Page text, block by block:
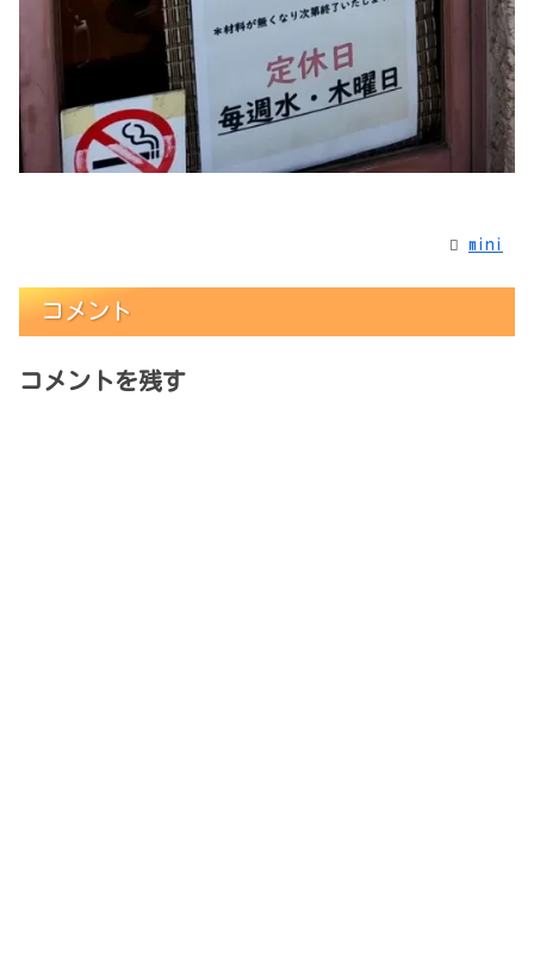
mini
コメント
コメントを残す